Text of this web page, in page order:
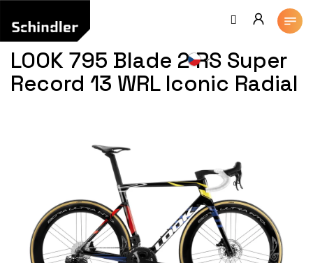
obsah
LOOK 795 Blade 2 RS Super
Record 13 WRL Iconic Radial